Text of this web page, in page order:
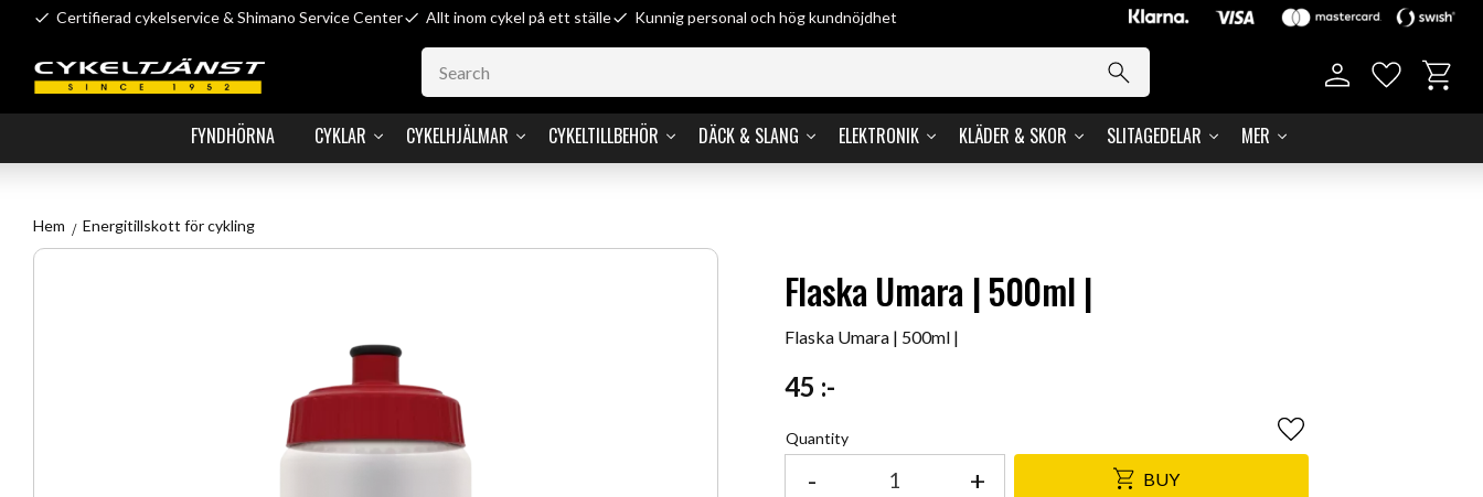
Certifierad cykelservice & Shimano Service Center Allt inom cykel på ett ställe Kunnig personal och hög kundnöjdhet
FYNDHÖRNA CYKLAR CYKELHJÄLMAR CYKELTILLBEHÖR DÄCK & SLANG ELEKTRONIK KLÄDER & SKOR SLITAGEDELAR MER
Favorites
Hem Energitillskott för cykling
Flaska Umara | 500ml |
Flaska Umara | 500ml |
45 :-
Quantity
+
- BUY
Add to favorites